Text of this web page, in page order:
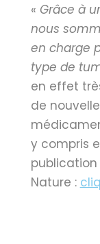
« Grâce à
nous
en charge
type de
en effet
de
y compris
publication
Nature :